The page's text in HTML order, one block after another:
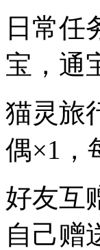
日常任
宝，通
猫灵旅
偶×1，
好友互
自己赠